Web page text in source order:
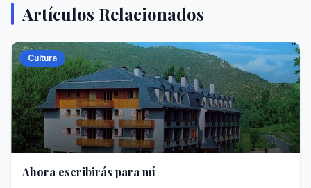
Artículos Relacionados
Cultura
Ahora escribirás para mí